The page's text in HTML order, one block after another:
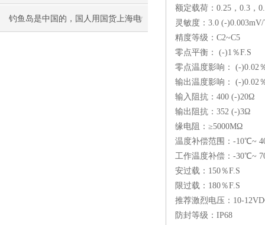
维护
钓鱼岛是中国的，国人用国货上海电
额定载荷：0.25，0.3，
灵敏度：3.0 (-
精度等级：C2~C5
零点平衡： (-)1％F.S
零点温度影响： (-)0.02
输出温度影响： (-)0.02
输入阻抗：400 (-)20Ω
输出阻抗：352 (-)3Ω
缘电阻：≥5000MΩ
温度补偿范围：-10℃~
工作温度补偿：-30℃~
安过载：150％F.S
限过载：180％F.S
推荐激烈电压：10-
防封等级：IP68